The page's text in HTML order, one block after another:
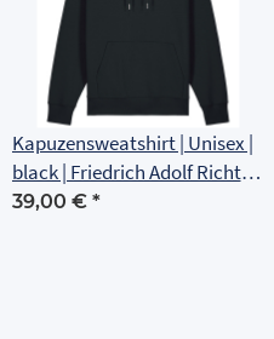
Kapuzensweatshirt | Unisex |
black | Friedrich Adolf Richter
Schule Rudolstadt
39,00 € *